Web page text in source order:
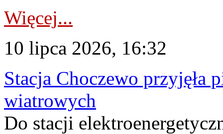
Więcej...
10 lipca 2026, 16:32
Stacja Choczewo przyjęła
wiatrowych
Do stacji